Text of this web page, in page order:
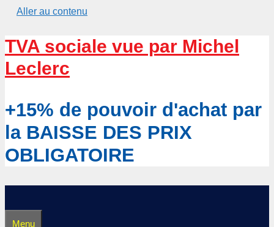
Aller au contenu
TVA sociale vue par Michel
Leclerc
+15% de pouvoir d'achat par
la BAISSE DES PRIX
OBLIGATOIRE
Menu